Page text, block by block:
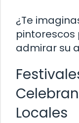
¿Te
pintorescos
admirar su
Locales